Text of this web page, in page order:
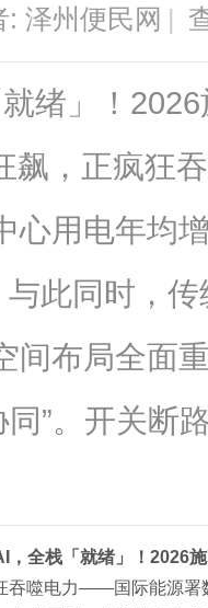
: 泽州便民网 |
绪」！
飙，正疯
心用电年均
此同时，
间布局全面
同”。开关断
，全栈「就绪」！2026
吞噬电力——国际能源署